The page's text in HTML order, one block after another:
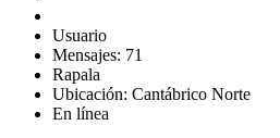
Usuario
Mensajes: 71
Rapala
Ubicación: Cantábrico Norte
En línea